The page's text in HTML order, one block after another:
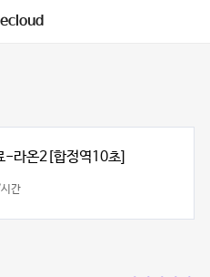
-라온2[합정역10초]
간